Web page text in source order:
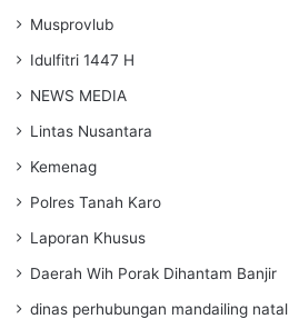
Musprovlub
Idulfitri 1447 H
NEWS MEDIA
Lintas Nusantara
Kemenag
Polres Tanah Karo
Laporan Khusus
Daerah Wih Porak Dihantam Banjir
dinas perhubungan mandailing natal